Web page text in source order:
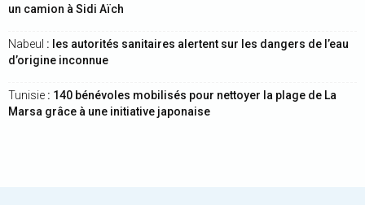
un camion à Sidi Aïch
Nabeul : les autorités sanitaires alertent sur les dangers de l’eau
d’origine inconnue
Tunisie : 140 bénévoles mobilisés pour nettoyer la plage de La
Marsa grâce à une initiative japonaise